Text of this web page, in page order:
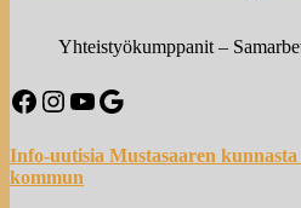
Yhteistyökumppanit –
Facebook
Instagram
YouTube
Google
Info-uutisia Mustasaaren
kommun